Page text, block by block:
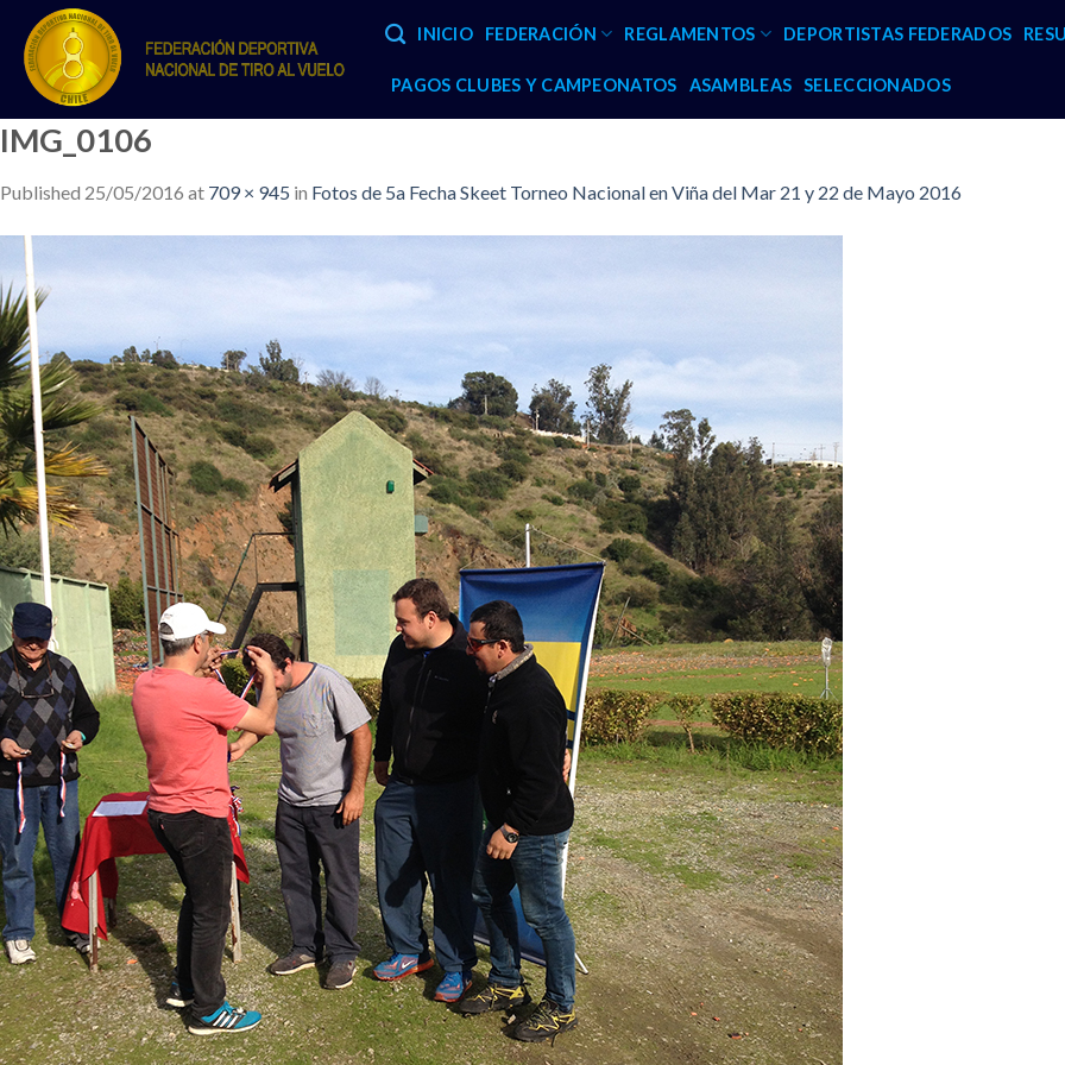
content
INICIO FEDERACIÓN REGLAMENTOS DEPORTISTAS FEDERADOS
PAGOS CLUBES Y CAMPEONATOS ASAMBLEAS SELECCIONADOS
IMG_0106
Published 25/05/2016 at 709 × 945 in Fotos de 5a Fecha Skeet Torneo Nacional en Viña del Mar 21 y 22 de Mayo 2016